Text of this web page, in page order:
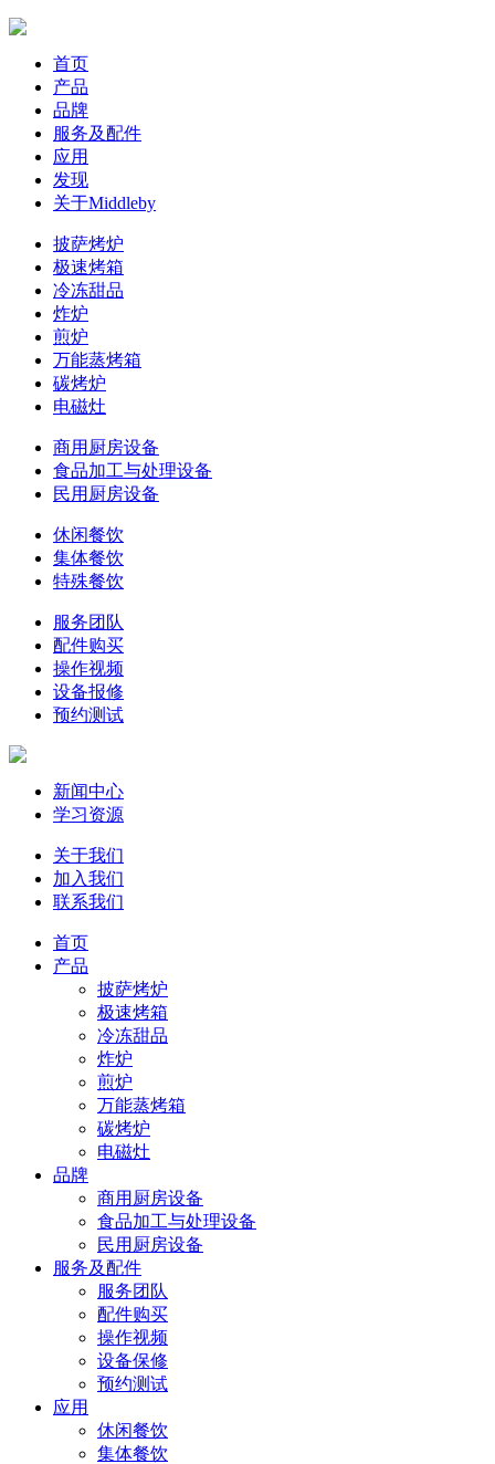
首页
产品
品牌
服务及配件
应用
发现
关于Middleby
披萨烤炉
极速烤箱
冷冻甜品
炸炉
煎炉
万能蒸烤箱
碳烤炉
电磁灶
商用厨房设备
食品加工与处理设备
民用厨房设备
休闲餐饮
集体餐饮
特殊餐饮
服务团队
配件购买
操作视频
设备报修
预约测试
新闻中心
学习资源
关于我们
加入我们
联系我们
首页
产品
披萨烤炉
极速烤箱
冷冻甜品
炸炉
煎炉
万能蒸烤箱
碳烤炉
电磁灶
品牌
商用厨房设备
食品加工与处理设备
民用厨房设备
服务及配件
服务团队
配件购买
操作视频
设备保修
预约测试
应用
休闲餐饮
集体餐饮